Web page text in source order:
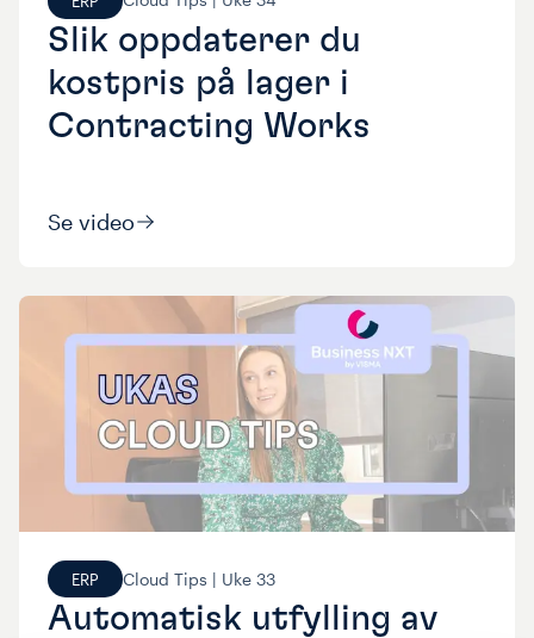
Slik oppdaterer du
kostpris på lager i
Contracting Works
Se video
ERP Cloud Tips | Uke 33
Automatisk utfylling av